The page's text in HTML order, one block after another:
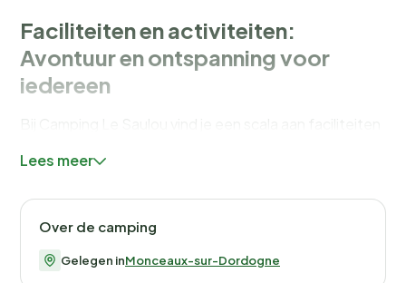
Faciliteiten en activiteiten:
Avontuur en ontspanning voor
iedereen
buitenzwembad
allerkleinsten. Voor de avontuurlijke zielen is er een
multi-sportveldwaar je kunt volleyballen of
tafeltennissen. En vergeet niet de unieke
Lees meer
Over de camping
Gelegen inMonceaux-sur-Dordogne